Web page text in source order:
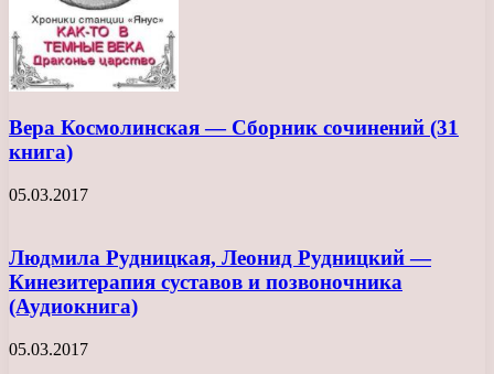
Вера Космолинская — Сборник сочинений (31
книга)
05.03.2017
Людмила Рудницкая, Леонид Рудницкий —
Кинезитерапия суставов и позвоночника
(Аудиокнига)
05.03.2017